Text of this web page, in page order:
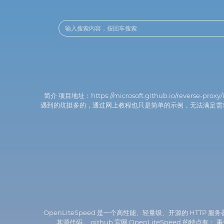
简介 项目地址：https://microsoft.github.io/reverse-proxy/
遇到的坑挺多的，通过网上教程也只是简单的示例，无法满足
OpenLiteSpeed 是一个高性能、轻量级、开源的 HTTP 服
其源代码。 github 官网 OpenLiteSpeed 的特点有： 事